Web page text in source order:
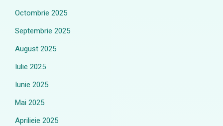
Octombrie 2025
Septembrie 2025
August 2025
Iulie 2025
Iunie 2025
Mai 2025
Aprilieie 2025